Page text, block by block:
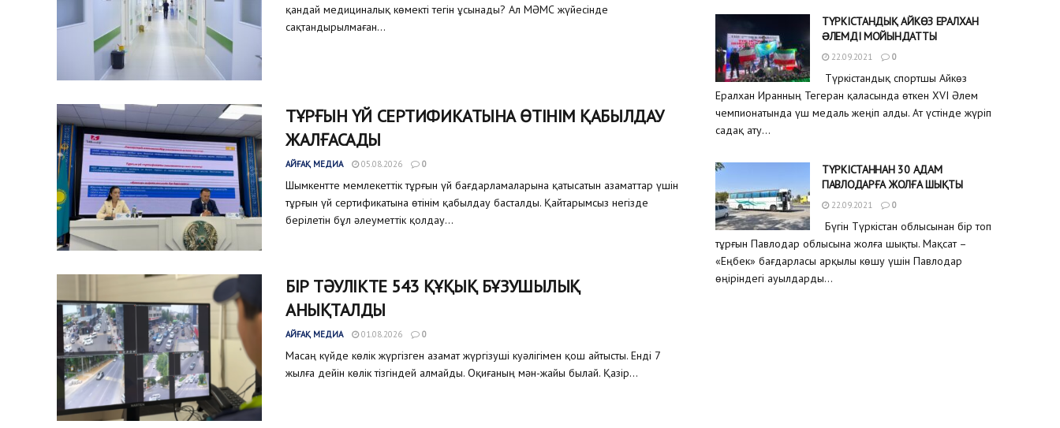
қандай медициналық көмекті тегін ұсынады? Ал МӘМС жүйесінде
сақтандырылмаған...
ТҰРҒЫН ҮЙ СЕРТИФИКАТЫНА ӨТІНІМ ҚАБЫЛДАУ
ЖАЛҒАСАДЫ
АЙҒАҚ МЕДИА 05.08.2026 0
Шымкентте мемлекеттік тұрғын үй бағдарламаларына қатысатын азаматтар үшін
тұрғын үй сертификатына өтінім қабылдау басталды. Қайтарымсыз негізде
берілетін бұл әлеуметтік қолдау...
БІР ТӘУЛІКТЕ 543 ҚҰҚЫҚ БҰЗУШЫЛЫҚ
АНЫҚТАЛДЫ
АЙҒАҚ МЕДИА 01.08.2026 0
Масаң күйде көлік жүргізген азамат жүргізуші куәлігімен қош айтысты. Енді 7
жылға дейін көлік тізгіндей алмайды. Оқиғаның мән-жайы былай. Қазір...
ТҮРКІСТАНДЫҚ АЙКӨЗ ЕРАЛХАН
ƏЛЕМДІ МОЙЫНДАТТЫ
22.09.2021 0
Түркістандық спортшы Айкөз
Ералхан Иранның Тегеран қаласында өткен XVI Әлем
чемпионатында үш медаль жеңіп алды. Ат үстінде жүріп
садақ ату...
ТҮРКІСТАННАН 30 АДАМ
ПАВЛОДАРҒА ЖОЛҒА ШЫҚТЫ
22.09.2021 0
Бүгін Түркістан облысынан бір топ
тұрғын Павлодар облысына жолға шықты. Мақсат –
«Еңбек» бағдарласы арқылы көшу үшін Павлодар
өңіріндегі ауылдарды...